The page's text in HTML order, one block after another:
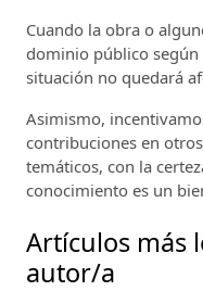
Cuando la obra o
dominio público según
situación no quedará
Asimismo,
contribuciones en
temáticos, con la
conocimiento es un
Artículos más
autor/a